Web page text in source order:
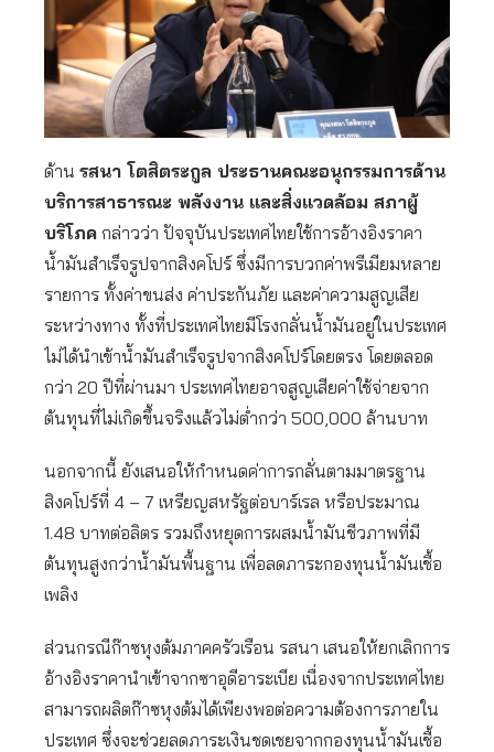
ด้าน รสนา โตสิตระกูล ประธานคณะอนุกรรมการด้าน
บริการสาธารณะ พลังงาน และสิ่งแวดล้อม สภาผู้
บริโภค กล่าวว่า ปัจจุบันประเทศไทยใช้การอ้างอิงราคา
น้ำมันสำเร็จรูปจากสิงคโปร์ ซึ่งมีการบวกค่าพรีเมียมหลาย
รายการ ทั้งค่าขนส่ง ค่าประกันภัย และค่าความสูญเสีย
ระหว่างทาง ทั้งที่ประเทศไทยมีโรงกลั่นน้ำมันอยู่ในประเทศ
ไม่ได้นำเข้าน้ำมันสำเร็จรูปจากสิงคโปร์โดยตรง โดยตลอด
กว่า 20 ปีที่ผ่านมา ประเทศไทยอาจสูญเสียค่าใช้จ่ายจาก
ต้นทุนที่ไม่เกิดขึ้นจริงแล้วไม่ต่ำกว่า 500,000 ล้านบาท
นอกจากนี้ ยังเสนอให้กำหนดค่าการกลั่นตามมาตรฐาน
สิงคโปร์ที่ 4 – 7 เหรียญสหรัฐต่อบาร์เรล หรือประมาณ
1.48 บาทต่อลิตร รวมถึงหยุดการผสมน้ำมันชีวภาพที่มี
ต้นทุนสูงกว่าน้ำมันพื้นฐาน เพื่อลดภาระกองทุนน้ำมันเชื้อ
เพลิง
ส่วนกรณีก๊าซหุงต้มภาคครัวเรือน รสนา เสนอให้ยกเลิกการ
อ้างอิงราคานำเข้าจากซาอุดีอาระเบีย เนื่องจากประเทศไทย
สามารถผลิตก๊าซหุงต้มได้เพียงพอต่อความต้องการภายใน
ประเทศ ซึ่งจะช่วยลดภาระเงินชดเชยจากกองทุนน้ำมันเชื้อ